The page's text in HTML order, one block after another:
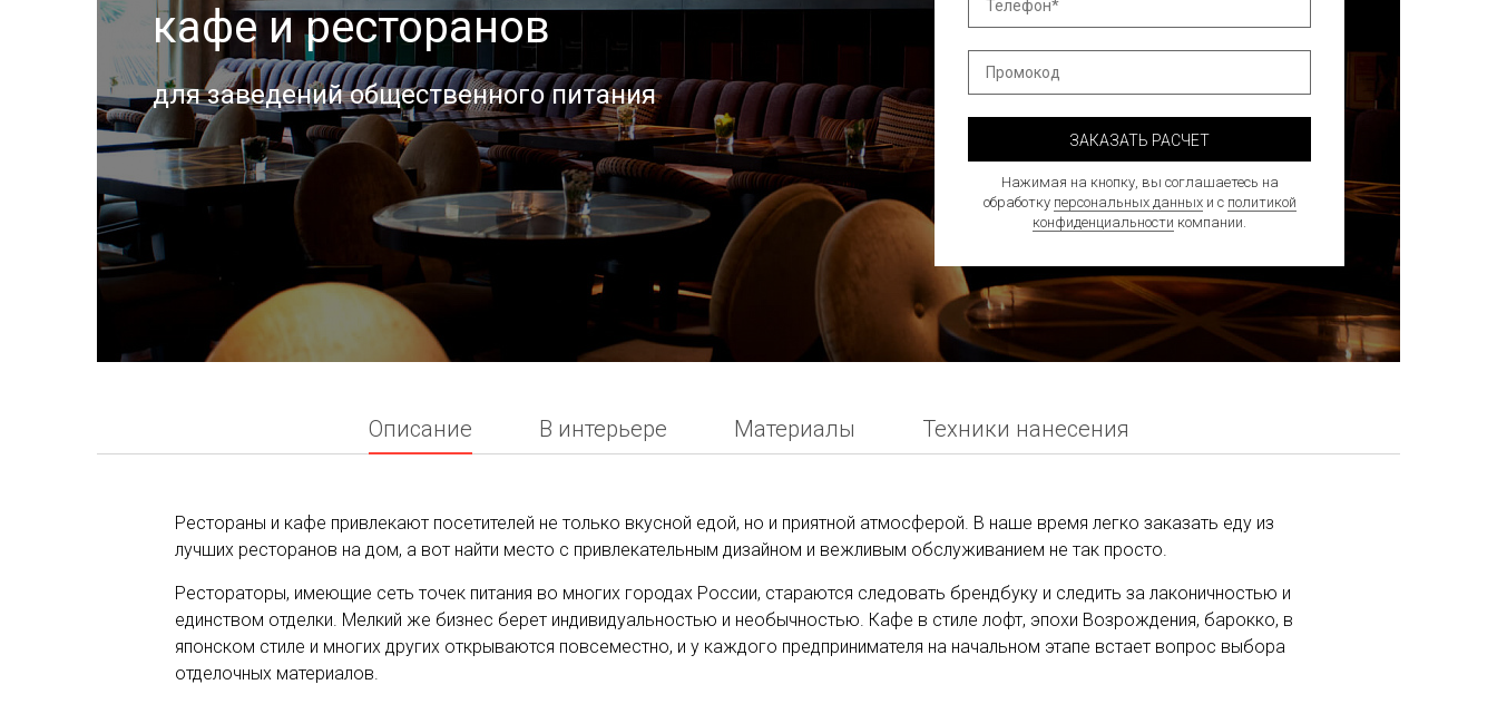
кафе и ресторанов
для заведений общественного питания
ЗАКАЗАТЬ РАСЧЕТ
Нажимая на кнопку, вы соглашаетесь на
обработку персональных данныхи с политикой
конфиденциальности компании.
Описание В интерьере Материалы Техники нанесения
Рестораны и кафе привлекают посетителей не только вкусной едой, но и приятной атмосферой. В наше время легко заказать еду из
лучших ресторанов на дом, а вот найти место с привлекательным дизайном и вежливым обслуживанием не так просто.
Рестораторы, имеющие сеть точек питания во многих городах России, стараются следовать брендбуку и следить за лаконичностью и
единством отделки. Мелкий же бизнес берет индивидуальностью и необычностью. Кафе в стиле лофт, эпохи Возрождения, барокко, в
японском стиле и многих других открываются повсеместно, и у каждого предпринимателя на начальном этапе встает вопрос выбора
отделочных материалов.